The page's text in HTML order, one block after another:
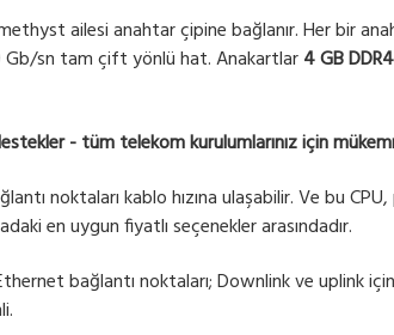
ailesi anahtar çipine bağlanır. Her bir
Gb/sn tam çift yönlü hat. Anakartlar4 GB
- tüm telekom kurulumlarınız için
noktaları kablo hızına ulaşabilir. Ve bu
en uygun fiyatlı seçenekler arasındadır.
bağlantı noktaları; Downlink ve uplink